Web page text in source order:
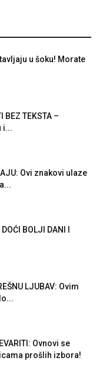
u šoku! Morate
BEZ TEKSTA –
i...
Ovi znakovi ulaze
BOLJI DANI I
LJUBAV: Ovim
Ovnovi se
prošlih izbora!